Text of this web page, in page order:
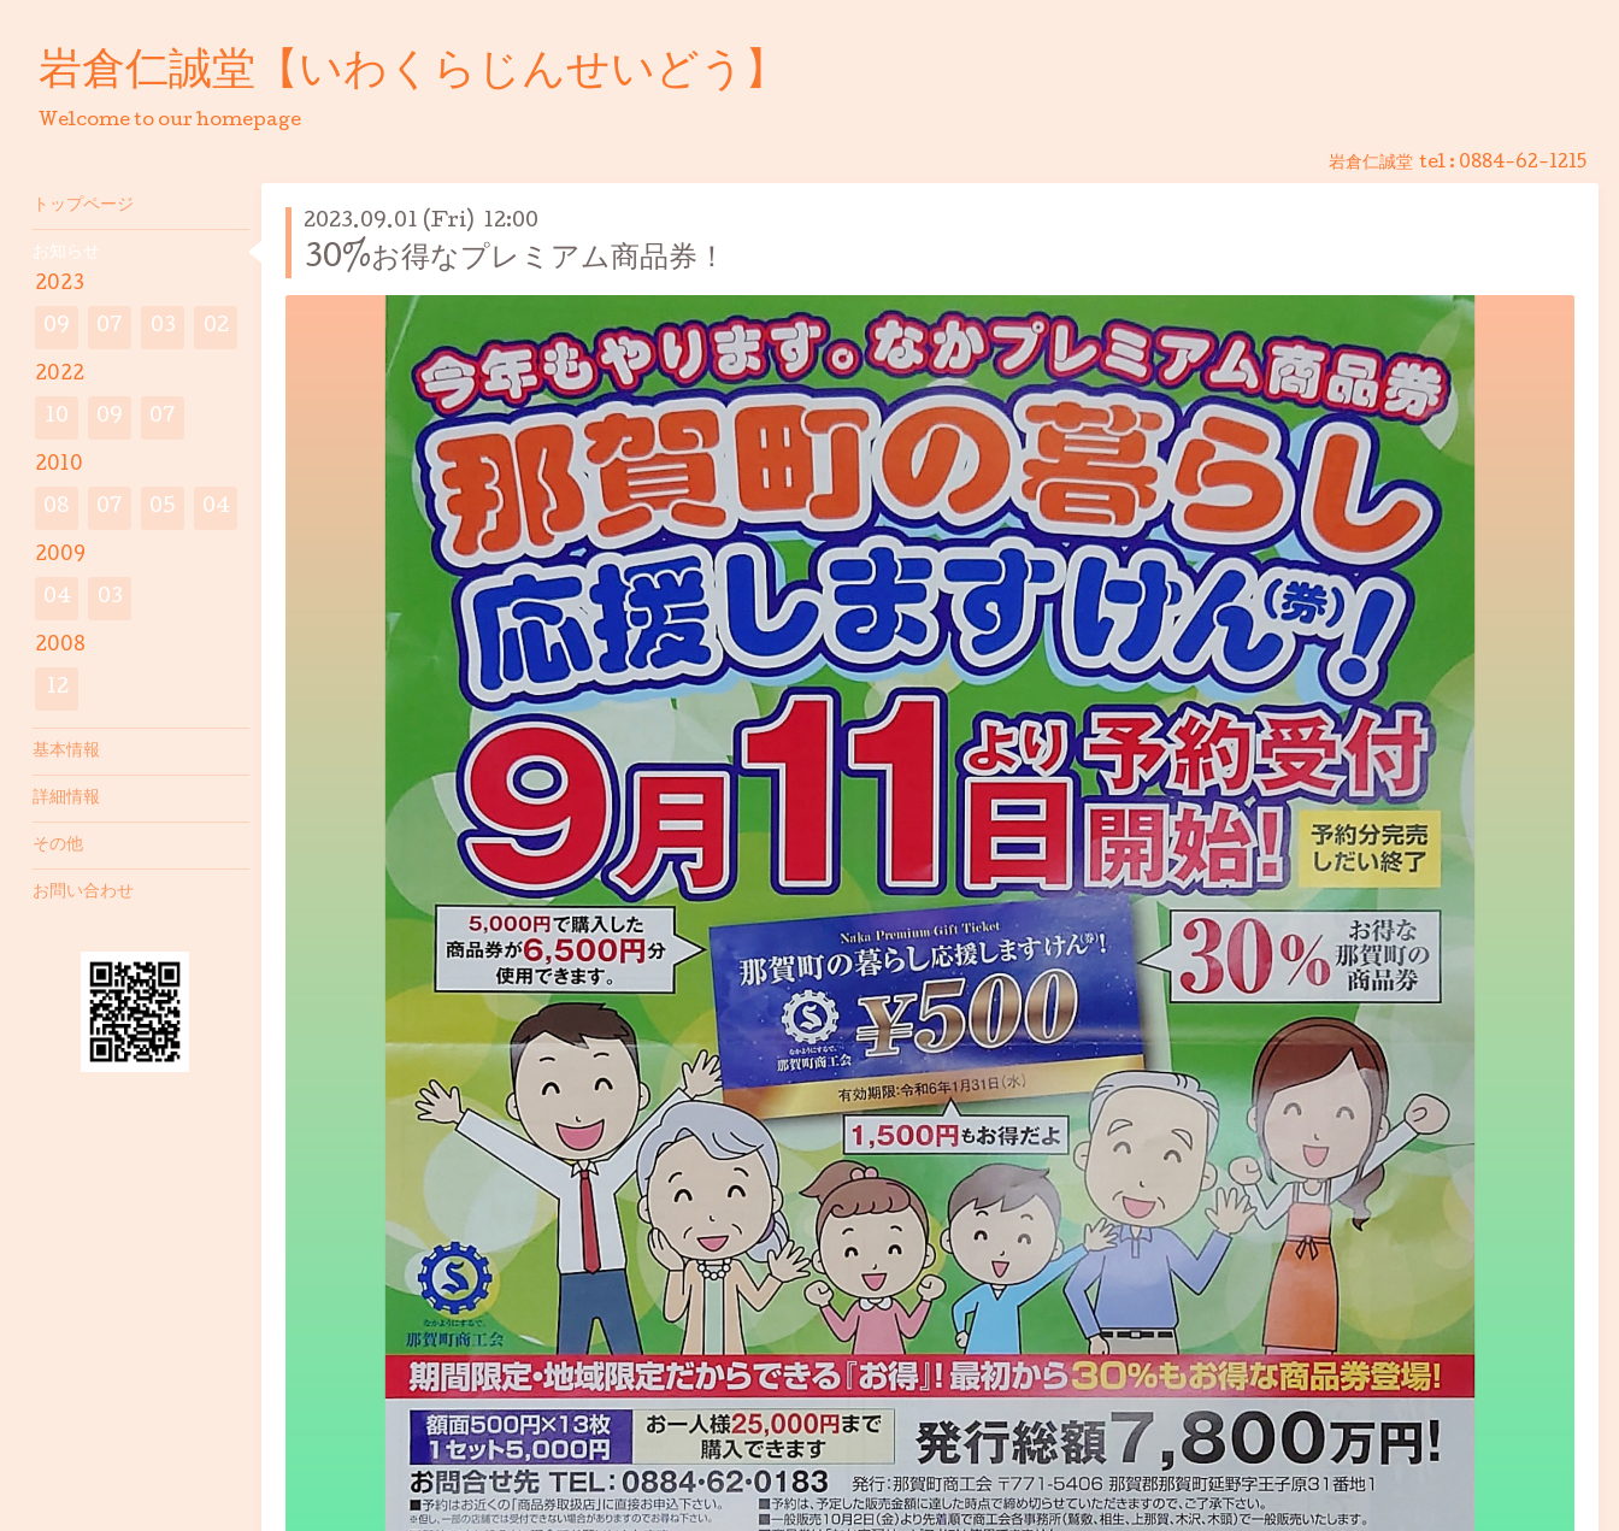
岩倉仁誠堂【いわくらじんせいどう】
Welcome to our homepage
岩倉仁誠堂 tel : 0884-62-1215
2023.09.01 (Fri) 12:00
30%お得なプレミアム商品券！
トップページ
お知らせ
2023
09 07 03 02
2022
10 09 07
2010
08 07 05 04
2009
04 03
2008
12
基本情報
詳細情報
その他
お問い合わせ